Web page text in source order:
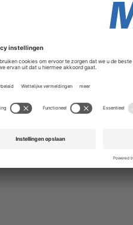
is opgericht in 1950.
is opgericht in 2012 en
België als
opereren onder eigen
en advies.
van PIA Group